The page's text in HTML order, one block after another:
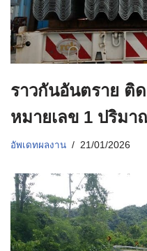
ราวกันอันตราย ติ
หมายเลข 1 ปริมา
อัพเดทผลงาน 21/01/2026